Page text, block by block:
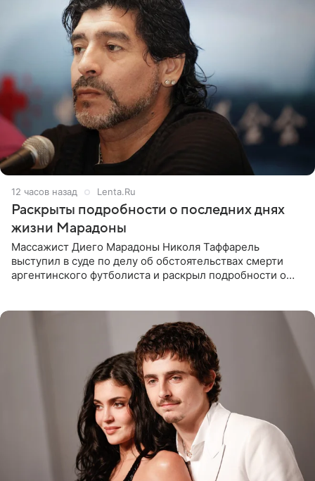
12 часов назад Lenta.Ru
Раскрыты подробности о последних днях
жизни Марадоны
Массажист Диего Марадоны Николя Таффарель
выступил в суде по делу об обстоятельствах смерти
аргентинского футболиста и раскрыл подробности о